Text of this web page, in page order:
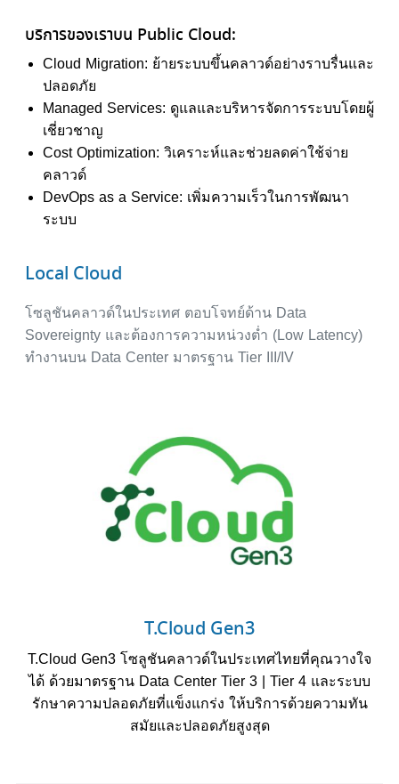
บริการของเราบน Public Cloud:
Cloud Migration: ย้ายระบบขึ้นคลาวด์อย่างราบรื่นและ
ปลอดภัย
Managed Services: ดูแลและบริหารจัดการระบบโดยผู้
เชี่ยวชาญ
Cost Optimization: วิเคราะห์และช่วยลดค่าใช้จ่าย
คลาวด์
DevOps as a Service: เพิ่มความเร็วในการพัฒนา
ระบบ
Local Cloud
โซลูชันคลาวด์ในประเทศ ตอบโจทย์ด้าน Data
Sovereignty และต้องการความหน่วงต่ำ (Low Latency)
ทำงานบน Data Center มาตรฐาน Tier III/IV
T.Cloud Gen3
T.Cloud Gen3 โซลูชันคลาวด์ในประเทศไทยที่คุณวางใจ
ได้ ด้วยมาตรฐาน Data Center Tier 3 | Tier 4 และระบบ
รักษาความปลอดภัยที่แข็งแกร่ง ให้บริการด้วยความทัน
สมัยและปลอดภัยสูงสุด